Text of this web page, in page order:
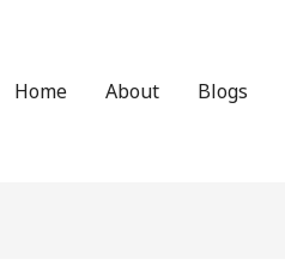
Home About Blogs